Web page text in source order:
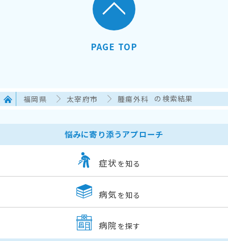
PAGE TOP
福岡県 太宰府市 腫瘍外科 の検索結果
悩みに寄り添うアプローチ
症状 を知る
病気 を知る
病院 を探す